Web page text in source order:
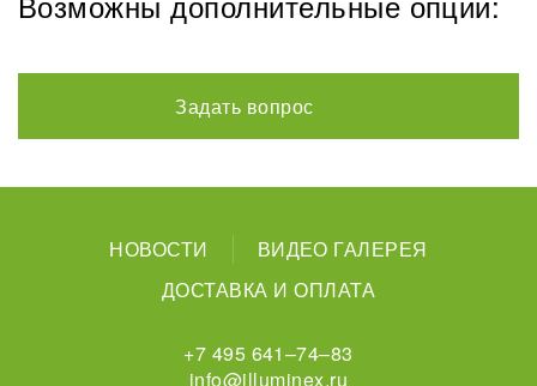
Задать вопрос
НОВОСТИ
ВИДЕО ГАЛЕРЕЯ
ДОСТАВКА И ОПЛАТА
+7 495 641–74–83
info@illuminex.ru